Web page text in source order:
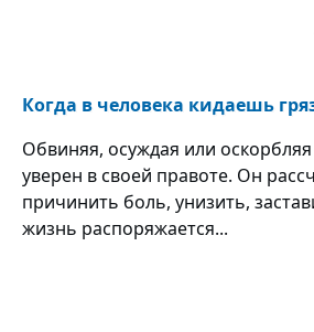
Когда в человека кидаешь
Обвиняя, осуждая или
уверен в своей правоте. Он
причинить боль, унизить,
жизнь распоряжается...